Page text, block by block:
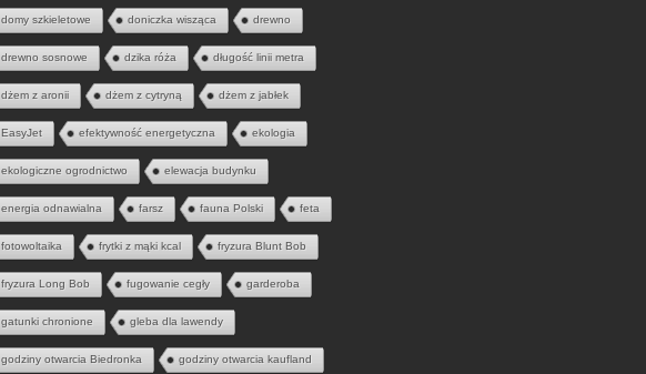
domy szkieletowe doniczka wisząca drewno
drewno sosnowe dzika róża długość linii metra
dżem z aronii dżem z cytryną dżem z jabłek
EasyJet efektywność energetyczna ekologia
ekologiczne ogrodnictwo elewacja budynku
energia odnawialna farsz fauna Polski feta
fotowoltaika frytki z mąki kcal fryzura Blunt Bob
fryzura Long Bob fugowanie cegły garderoba
gatunki chronione gleba dla lawendy
godziny otwarcia Biedronka godziny otwarcia kaufland